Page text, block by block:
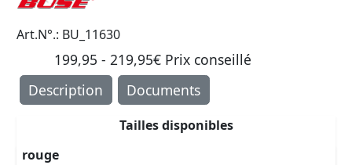
Art.N°.: BU_11630
199,95 - 219,95€ Prix ​​conseillé
Description
Documents
Tailles disponibles
rouge